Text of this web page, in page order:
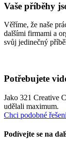
Vaše příběhy
Věříme, že naše
dalšími firmami a
svůj jedinečný
Potřebujete
Jako 321 Creative
udělali maximum.
Chci podobné
Podívejte se na